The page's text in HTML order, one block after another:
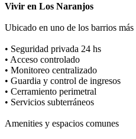
Vivir en Los Naranjos
Ubicado en uno de los barrios
• Seguridad privada 24 hs
• Acceso controlado
• Monitoreo centralizado
• Guardia y control de ingresos
• Cerramiento perimetral
• Servicios subterráneos
Amenities y espacios comunes